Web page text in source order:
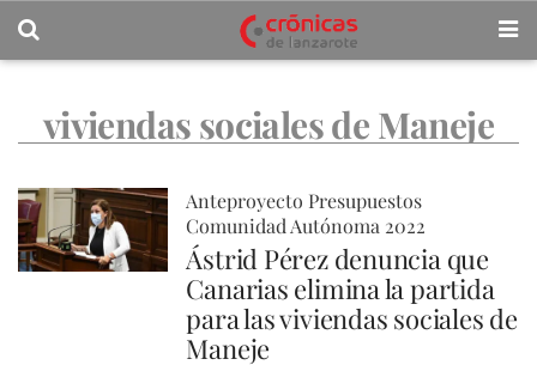
viviendas sociales de Maneje
Anteproyecto Presupuestos
Comunidad Autónoma 2022
Ástrid Pérez denuncia que
Canarias elimina la partida
para las viviendas sociales de
Maneje